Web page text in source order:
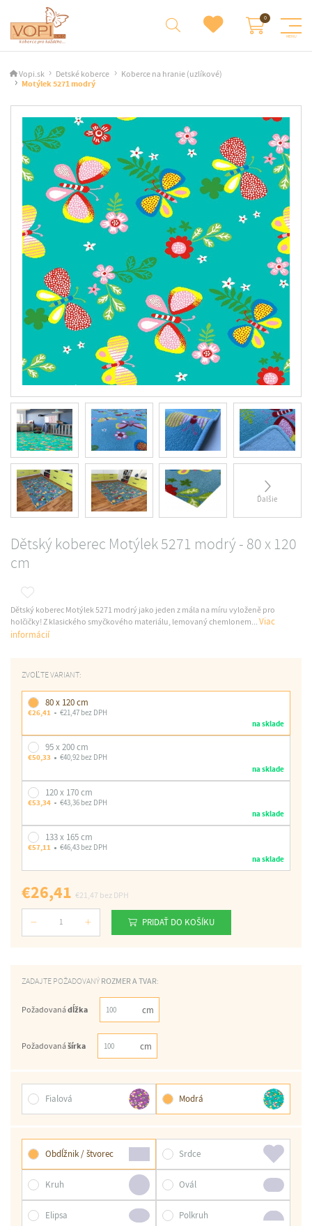
Vopi.sk Detské koberce
Koberce na hranie (uzlíkové)
Motýlek 5271 modrý
Ďalšie
Dětský koberec Motýlek 5271 modrý - 80 x 120
cm
Dětský koberec Motýlek 5271 modrý jako jeden z mála na míru vyloženě pro
holčičky! Z klasického smyčkového materiálu, lemovaný chemlonem...Viac
informácií
ZVOĽTE VARIANT:
80 x 120 cm
€26,41
€21,47 bez DPH
na sklade
95 x 200 cm
€50,33
€40,92 bez DPH
na sklade
120 x 170 cm
€53,34
€43,36 bez DPH
na sklade
133 x 165 cm
€57,11
€46,43 bez DPH
na sklade
€26,41 €21,47 bez DPH
Počet PRIDAŤ DO KOŠÍKU
ZADAJTE POŽADOVANÝROZMER A TVAR:
Požadovanádĺžka
Požadovanášírka
Fialová Modrá
Obdĺžnik / štvorec Srdce
Kruh Ovál
Elipsa Polkruh